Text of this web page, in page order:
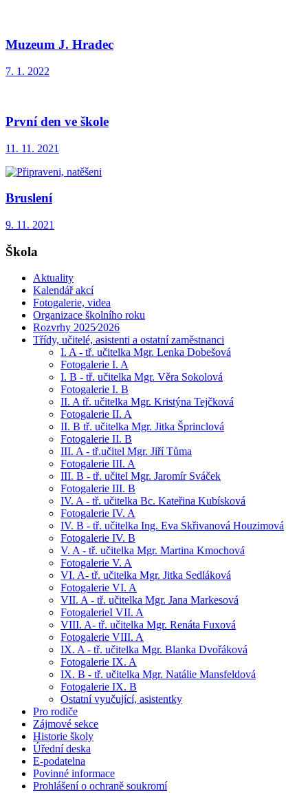
Muzeum J. Hradec
7. 1. 2022
První den ve škole
11. 11. 2021
Bruslení
9. 11. 2021
Škola
Aktuality
Kalendář akcí
Fotogalerie, videa
Organizace školního roku
Rozvrhy 2025⁄2026
Třídy, učitelé, asistenti a ostatní zaměstnanci
I. A - tř. učitelka Mgr. Lenka Dobešová
Fotogalerie I. A
I. B - tř. učitelka Mgr. Věra Sokolová
Fotogalerie I. B
II. A tř. učitelka Mgr. Kristýna Tejčková
Fotogalerie II. A
II. B tř. učitelka Mgr. Jitka Šprinclová
Fotogalerie II. B
III. A - tř.učitel Mgr. Jiří Tůma
Fotogalerie III. A
III. B - tř. učitel Mgr. Jaromír Sváček
Fotogalerie III. B
IV. A - tř. učitelka Bc. Kateřina Kubísková
Fotogalerie IV. A
IV. B - tř. učitelka Ing. Eva Skřivanová Houzimová
Fotogalerie IV. B
V. A - tř. učitelka Mgr. Martina Kmochová
Fotogalerie V. A
VI. A- tř. učitelka Mgr. Jitka Sedláková
Fotogalerie VI. A
VII. A - tř. učitelka Mgr. Jana Markesová
FotogalerieI VII. A
VIII. A- tř. učitelka Mgr. Renáta Fuxová
Fotogalerie VIII. A
IX. A - tř. učitelka Mgr. Blanka Dvořáková
Fotogalerie IX. A
IX. B - tř. učitelka Mgr. Natálie Mansfeldová
Fotogalerie IX. B
Ostatní vyučující, asistentky
Pro rodiče
Zájmové sekce
Historie školy
Úřední deska
E-podatelna
Povinné informace
Prohlášení o ochraně soukromí